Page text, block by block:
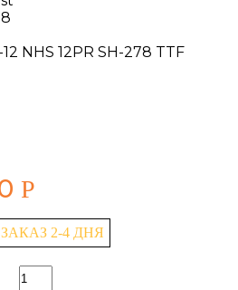
NHS 12PR SH-278 TTF
Р
2-4 ДНЯ
Количество